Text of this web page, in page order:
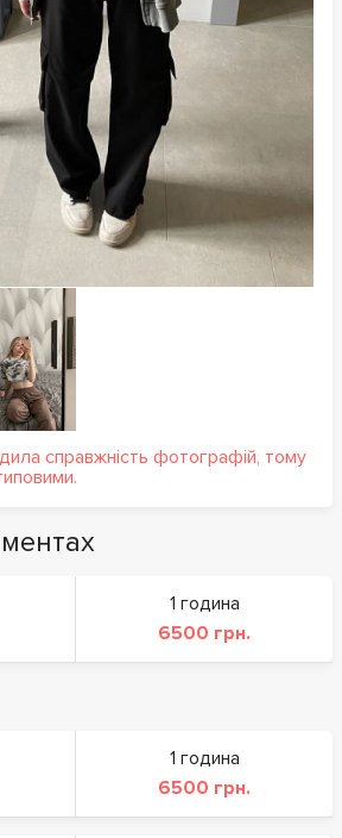
справжність фотографій, тому
1 година
6500 грн.
1 година
6500 грн.